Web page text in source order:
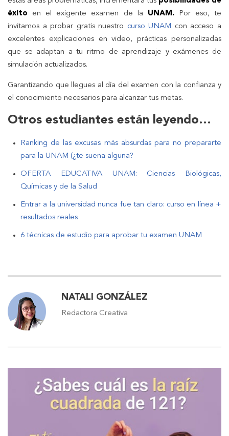
éxito en el exigente examen de la UNAM.
Por eso, te
invitamos a probar gratis nuestro curso UNAM
con acceso a
excelentes explicaciones en video, prácticas personalizadas
que se adaptan a tu ritmo de aprendizaje y exámenes de
simulación actualizados.
Garantizando que llegues al día del examen con la confianza y
el conocimiento necesarios para alcanzar tus metas.
Otros estudiantes están leyendo…
Ranking de las excusas más absurdas para no prepararte
para la UNAM (¿te suena alguna?
OFERTA EDUCATIVA UNAM: Ciencias Biológicas,
Químicas y de la Salud
Entrar a la universidad nunca fue tan claro: curso en línea +
resultados reales
6 técnicas de estudio para aprobar tu examen UNAM
NATALI GONZÁLEZ
Redactora Creativa